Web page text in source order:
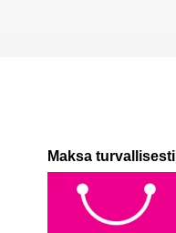
Maksa turvallisesti